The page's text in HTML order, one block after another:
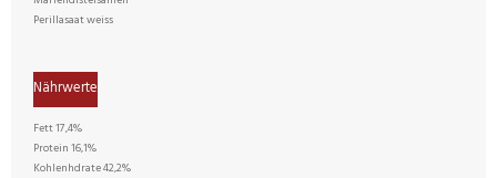
Perillasaat weiss
Nährwerte
Fett 17,4%
Protein 16,1%
Kohlenhdrate 42,2%